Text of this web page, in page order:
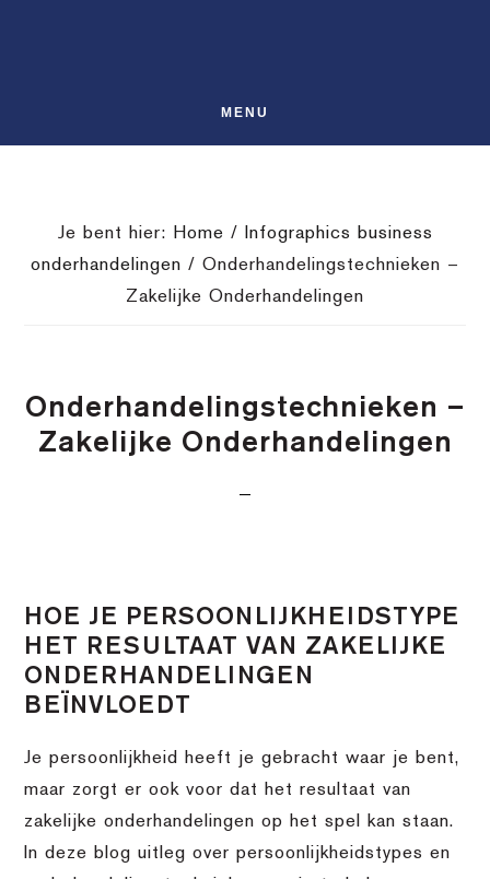
inhoud
MENU
Je bent hier: Home /
Infographics business
onderhandelingen / Onderhandelingstechnieken –
Zakelijke Onderhandelingen
Onderhandelingstechnieken –
Zakelijke Onderhandelingen
HOE JE PERSOONLIJKHEIDSTYPE
HET RESULTAAT VAN ZAKELIJKE
ONDERHANDELINGEN
BEÏNVLOEDT
Je persoonlijkheid heeft je gebracht waar je bent,
maar zorgt er ook voor dat het resultaat van
zakelijke onderhandelingen op het spel kan staan.
In deze blog uitleg over persoonlijkheidstypes en